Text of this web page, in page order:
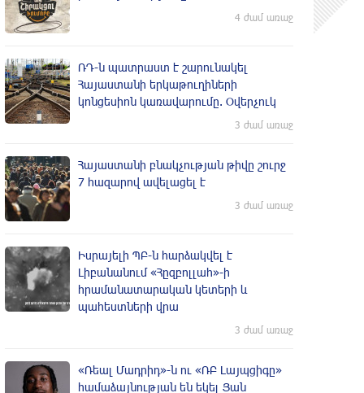
4 ժամ առաջ
ՌԴ-ն պատրաստ է շարունակել
Հայաստանի երկաթուղիների
կոնցեսիոն կառավարումը. Օվերչուկ
3 ժամ առաջ
Հայաստանի բնակչության թիվը շուրջ
7 հազարով ավելացել է
3 ժամ առաջ
Իսրայելի ՊԲ-ն հարձակվել է
Լիբանանում «Հըզբոլլահ»-ի
հրամանատարական կետերի և
պահեստների վրա
3 ժամ առաջ
«Ռեալ Մադրիդ»-ն ու «ՌԲ Լայպցիգը»
համաձայնության են եկել Յան